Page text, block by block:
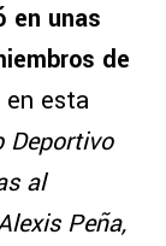
en unas
de
en esta
Deportivo
al
Peña,